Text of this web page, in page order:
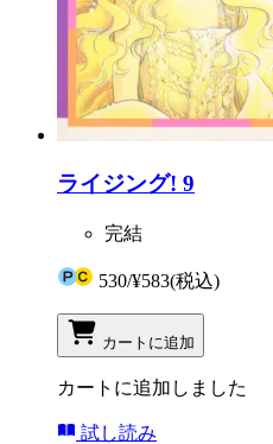
ライジング! 9
完結
530/¥583(税込)
カートに追加
カートに追加しました
試し読み